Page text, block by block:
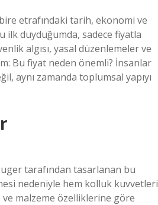
etrafındaki tarih, ekonomi ve
ilk duyduğumda, sadece fiyatla
algısı, yasal düzenlemeler ve
Bu fiyat neden önemli? İnsanlar
aynı zamanda toplumsal yapıyı
tarafından tasarlanan bu
nedeniyle hem kolluk kuvvetleri
malzeme özelliklerine göre